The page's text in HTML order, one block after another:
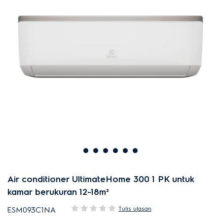
Air conditioner UltimateHome 300 1 PK untuk
kamar berukuran 12-18m²
ESM093C1NA Tulis ulasan